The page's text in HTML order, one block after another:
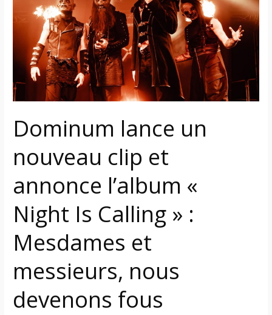
Dominum lance un
nouveau clip et
annonce l’album «
Night Is Calling » :
Mesdames et
messieurs, nous
devenons fous
nouveau
clip
annonce
l’album
«
Night
Calling
et
nous
fous